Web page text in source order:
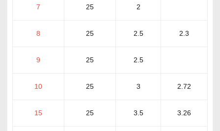
7 25 2
8 25 2.5 2.3
9 25 2.5
10 25 3 2.72
15 25 3.5 3.26